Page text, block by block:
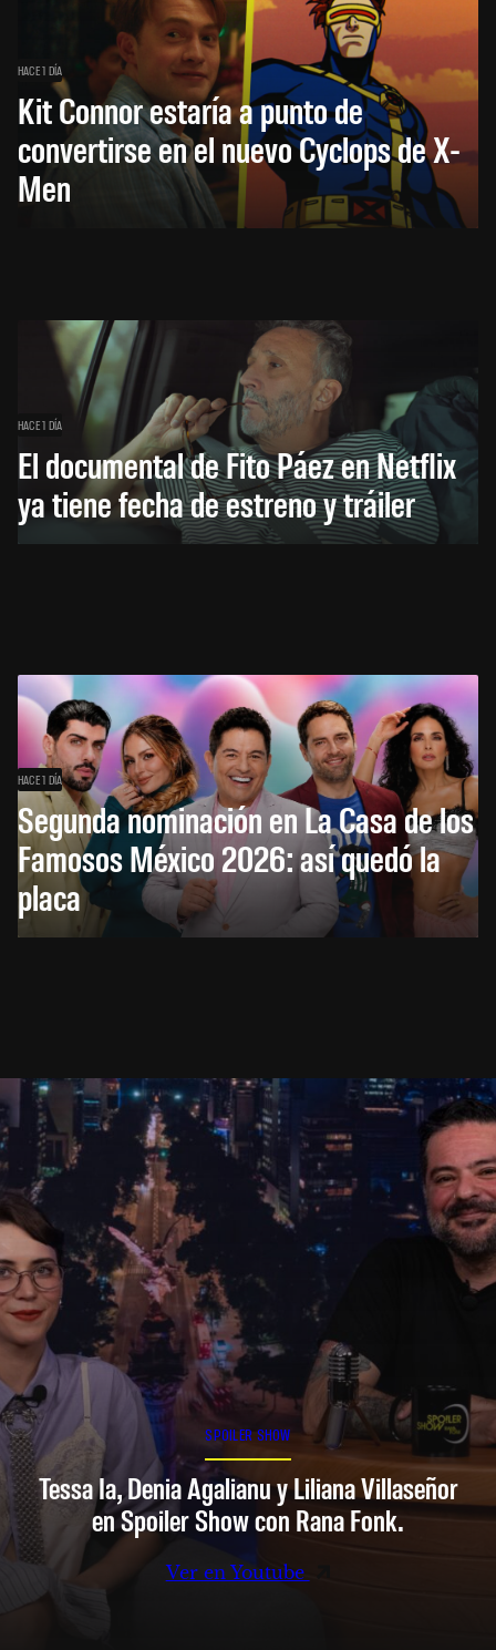
HACE 1 DÍA
Kit Connor estaría a punto de
convertirse en el nuevo Cyclops de X-
Men
HACE 1 DÍA
El documental de Fito Páez en Netflix
ya tiene fecha de estreno y tráiler
HACE 1 DÍA
Segunda nominación en La Casa de los
Famosos México 2026: así quedó la
placa
SPOILER SHOW
Tessa Ia, Denia Agalianu y Liliana Villaseñor
en Spoiler Show con Rana Fonk.
Ver en Youtube